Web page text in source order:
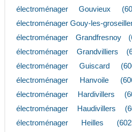
électroménager Gouvieux
électroménager Gouy-les-
électroménager Grandfresnoy
électroménager Grandvilliers
électroménager Guiscard
électroménager Hanvoile
électroménager Hardivillers
électroménager Haudivillers
électroménager Heilles